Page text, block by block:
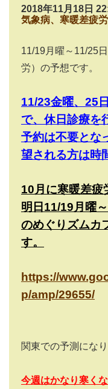
2018年11月18日
気象病、寒暖差疲
11/19月曜～11/25
労）の予想です。
11/23金曜、25
で、休日診療を
予約は不要とな
望される方は時
10月に寒暖差疲
明日11/19月曜
のめぐりズムカ
す。
https://
p/amp/29655/
関東での予測になり
今週はかなり寒く